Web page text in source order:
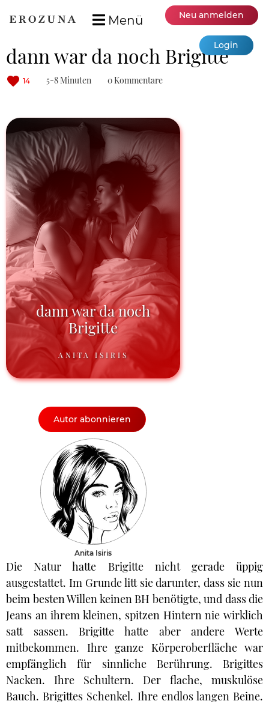
Menü Neu anmelden
Login
dann war da noch Brigitte
14 5-8 Minuten 0 Kommentare
dann war da noch
Brigitte
ANITA ISIRIS
Autor abonnieren
Anita Isiris
Die Natur hatte Brigitte nicht gerade üppig
ausgestattet. Im Grunde litt sie darunter, dass sie nun
beim besten Willen keinen BH benötigte, und dass die
Jeans an ihrem kleinen, spitzen Hintern nie wirklich
satt sassen. Brigitte hatte aber andere Werte
mitbekommen. Ihre ganze Körperoberfläche war
empfänglich für sinnliche Berührung. Brigittes
Nacken. Ihre Schultern. Der flache, muskulöse
Bauch. Brigittes Schenkel. Ihre endlos langen Beine.